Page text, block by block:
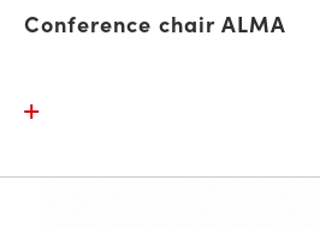
Conference chair ALMA